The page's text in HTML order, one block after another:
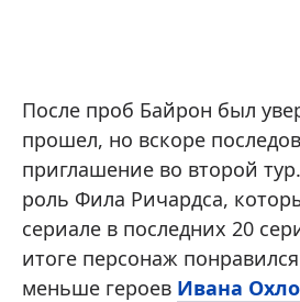
После проб Байрон был
прошел, но вскоре
приглашение во второй
роль Фила Ричардса,
сериале в последних 20
итоге персонаж
меньше героев Ивана